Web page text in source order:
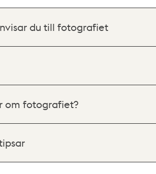
du till fotografiet
om fotografiet?